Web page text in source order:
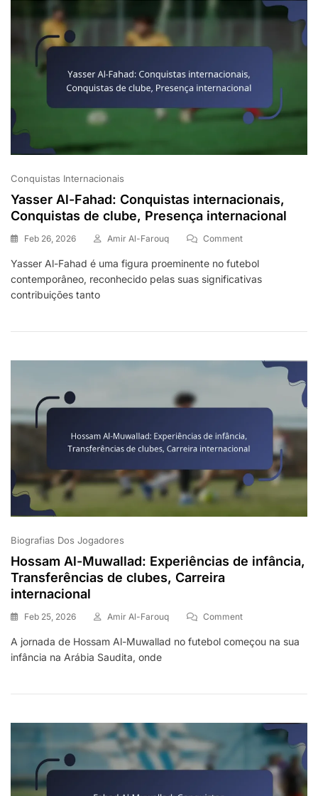
Conquistas Internacionais
Yasser Al-Fahad: Conquistas internacionais,
Conquistas de clube, Presença internacional
Feb 26, 2026 Amir Al-Farouq CommentOn
Al-
Fahad:
De
Presença
Internacional
Yasser Al-Fahad é uma figura proeminente no futebol
contemporâneo, reconhecido pelas suas significativas
contribuições tanto
Biografias Dos Jogadores
Hossam Al-Muwallad: Experiências de infância,
Transferências de clubes, Carreira
internacional
Feb 25, 2026 Amir Al-Farouq CommentOn
Al-
Infância,
De
Clubes,
Carreira
Internacional
A jornada de Hossam Al-Muwallad no futebol começou na sua
infância na Arábia Saudita, onde